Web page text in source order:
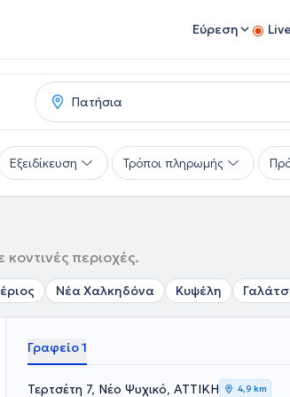
Εύρεση
Εξειδίκευση Τρόποι πληρωμής
περιοχές.
Νέα Χαλκηδόνα Κυψέλη
Γραφείο 1
Τερτσέτη 7, Νέο Ψυχικό, ΑΤΤΙΚΗ 4,9 km